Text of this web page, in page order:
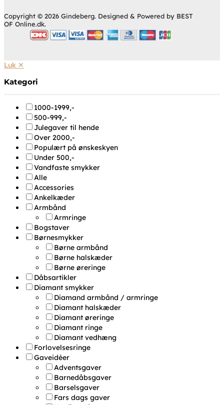
Copyright © 2026 Gindeberg. Designed & Powered by BEST
OF Online.dk.
Luk ✕
Kategori
1000-1999,-
500-999,-
Julegaver til hende
Over 2000,-
Populært på ønskeskyen
Under 500,-
Vandfaste smykker
Alle
Accessories
Ankelkæder
Armbånd
Armringe
Bogstaver
Børnesmykker
Børne armbånd
Børne halskæder
Børne øreringe
Dåbsartikler
Diamant smykker
Diamand armbånd / armringe
Diamant halskæder
Diamant øreringe
Diamant ringe
Diamant vedhæng
Forlovelsesringe
Gaveidéer
Adventsgaver
Barnedåbsgaver
Barselsgaver
Fars dags gaver